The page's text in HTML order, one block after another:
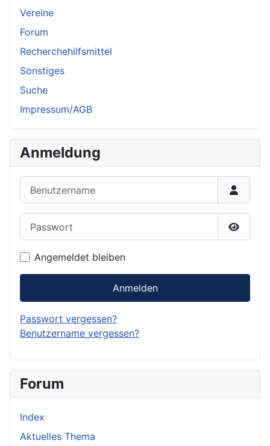
Vereine
Forum
Recherchehilfsmittel
Sonstiges
Suche
Impressum/AGB
Anmeldung
Angemeldet bleiben
Anmelden
Passwort vergessen?
Benutzername vergessen?
Forum
Index
Aktuelles Thema